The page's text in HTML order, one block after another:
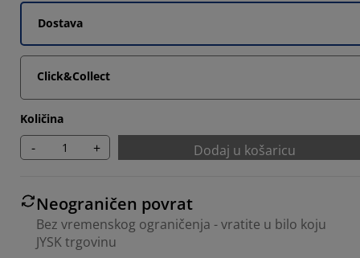
Dostava
Click&Collect
Količina
- + Dodaj u košaricu
Neograničen povrat
Bez vremenskog ograničenja - vratite u bilo koju
JYSK trgovinu